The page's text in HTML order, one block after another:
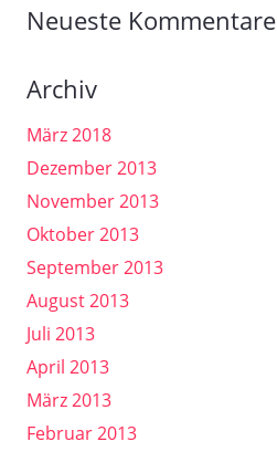
Neueste Kommentare
Archiv
März 2018
Dezember 2013
November 2013
Oktober 2013
September 2013
August 2013
Juli 2013
April 2013
März 2013
Februar 2013